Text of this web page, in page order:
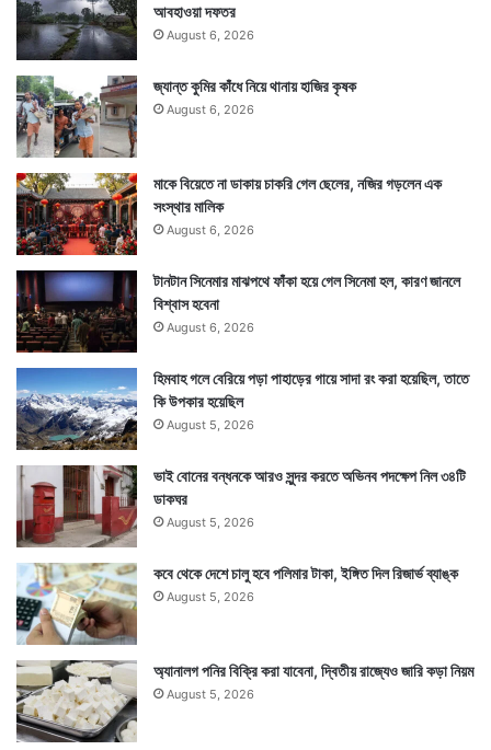
আবহাওয়া দফতর
August 6, 2026
জ্যান্ত কুমির কাঁধে নিয়ে থানায় হাজির কৃষক
August 6, 2026
মাকে বিয়েতে না ডাকায় চাকরি গেল ছেলের, নজির গড়লেন এক
সংস্থার মালিক
August 6, 2026
টানটান সিনেমার মাঝপথে ফাঁকা হয়ে গেল সিনেমা হল, কারণ জানলে
বিশ্বাস হবেনা
August 6, 2026
হিমবাহ গলে বেরিয়ে পড়া পাহাড়ের গায়ে সাদা রং করা হয়েছিল, তাতে
কি উপকার হয়েছিল
August 5, 2026
ভাই বোনের বন্ধনকে আরও সুন্দর করতে অভিনব পদক্ষেপ নিল ৩৪টি
ডাকঘর
August 5, 2026
কবে থেকে দেশে চালু হবে পলিমার টাকা, ইঙ্গিত দিল রিজার্ভ ব্যাঙ্ক
August 5, 2026
অ্যানালগ পনির বিক্রি করা যাবেনা, দ্বিতীয় রাজ্যেও জারি কড়া নিয়ম
August 5, 2026